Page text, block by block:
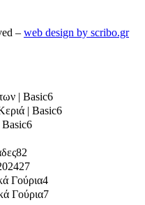
– web design by scribo.gr
| Basic6
| Basic6
6
82
27
Γούρια4
Γούρια7